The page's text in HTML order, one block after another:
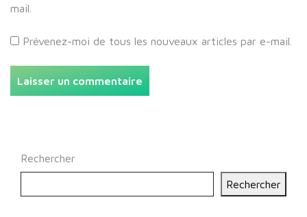
mail.
Prévenez-moi de tous les nouveaux articles par e-mail.
Rechercher
Rechercher